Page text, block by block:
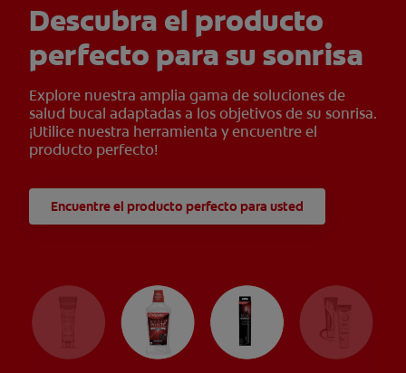
Descubra el producto
perfecto para su sonrisa
Explore nuestra amplia gama de soluciones de
salud bucal adaptadas a los objetivos de su sonrisa.
¡Utilice nuestra herramienta y encuentre el
producto perfecto!
Encuentre el producto perfecto para usted